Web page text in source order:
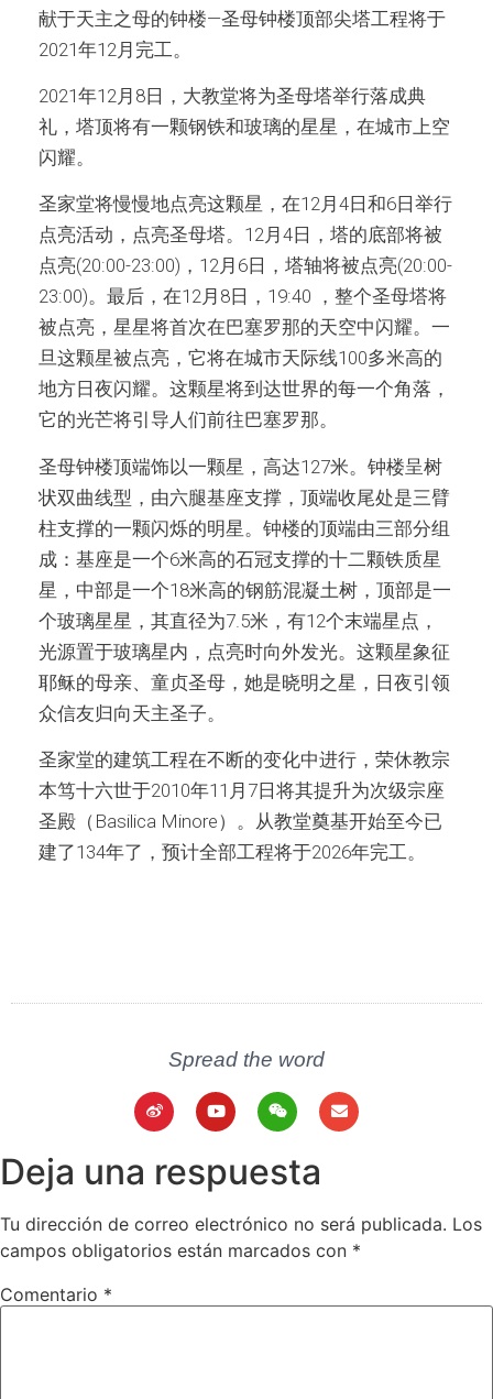
献于天主之母的钟楼—圣母钟楼顶部尖塔工程将于
2021年12月完工。
2021年12月8日，大教堂将为圣母塔举行落成典
礼，塔顶将有一颗钢铁和玻璃的星星，在城市上空
闪耀。
圣家堂将慢慢地点亮这颗星，在12月4日和6日举行
点亮活动，点亮圣母塔。12月4日，塔的底部将被
点亮(20:00-23:00)，12月6日，塔轴将被点亮(20:00-
23:00)。最后，在12月8日，19:40 ，整个圣母塔将
被点亮，星星将首次在巴塞罗那的天空中闪耀。一
旦这颗星被点亮，它将在城市天际线100多米高的
地方日夜闪耀。这颗星将到达世界的每一个角落，
它的光芒将引导人们前往巴塞罗那。
圣母钟楼顶端饰以一颗星，高达127米。钟楼呈树
状双曲线型，由六腿基座支撑，顶端收尾处是三臂
柱支撑的一颗闪烁的明星。钟楼的顶端由三部分组
成：基座是一个6米高的石冠支撑的十二颗铁质星
星，中部是一个18米高的钢筋混凝土树，顶部是一
个玻璃星星，其直径为7.5米，有12个末端星点，
光源置于玻璃星内，点亮时向外发光。这颗星象征
耶稣的母亲、童贞圣母，她是晓明之星，日夜引领
众信友归向天主圣子。
圣家堂的建筑工程在不断的变化中进行，荣休教宗
本笃十六世于2010年11月7日将其提升为次级宗座
圣殿（Basilica Minore）。从教堂奠基开始至今已
建了134年了，预计全部工程将于2026年完工。
Spread the word
Deja una respuesta
Tu dirección de correo electrónico no será publicada. Los
campos obligatorios están marcados con *
Comentario *